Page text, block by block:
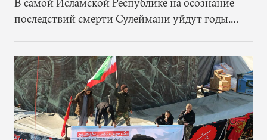
последствий смерти Сулеймани уйдут годы.